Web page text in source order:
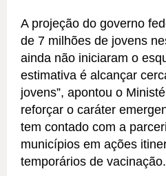
A projeção do governo
de 7 milhões de jovens
ainda não iniciaram o
estimativa é alcançar
jovens”, apontou o
reforçar o caráter
tem contado com a
municípios em ações
temporários de vacinação.